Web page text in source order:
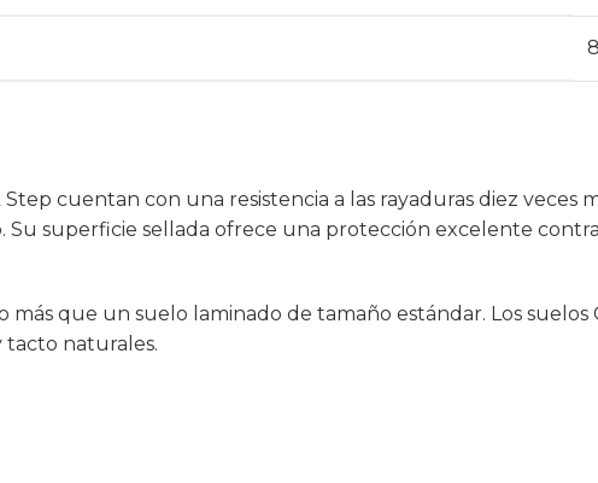
Step cuentan con una resistencia a las rayaduras diez
superficie sellada ofrece una protección excelente
más que un suelo laminado de tamaño estándar. Los
tacto naturales.